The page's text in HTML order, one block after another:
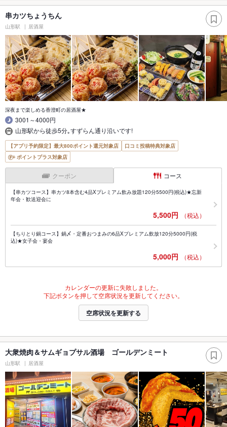
串カツちょうちん
山形駅 居酒屋
深夜まで楽しめる香澄町の居酒屋★
3001～4000円
山形駅から徒歩5分｡すずらん通り沿いです!
【アプリ予約限定】最大800ポイント還元対象店
口コミ投稿特典対象店
ポイントプラス対象店
クーポン コース
【串カツコース】串カツ8本含む4品Xプレミアム飲み放題120分5500円(税込)★忘新
年会・歓送迎会に
5,500円 （税込）
【ちりとり鍋コース】鍋〆・定番おつまみの6品Xプレミアム飲放120分5000円(税
込)★女子会・宴会
5,000円 （税込）
カレンダーの更新に失敗しました。
下記ボタンを押して空席状況を更新してください。
空席状況を更新する
大衆焼肉＆サムギョプサル酒場 ゴールデンミート
山形駅 居酒屋